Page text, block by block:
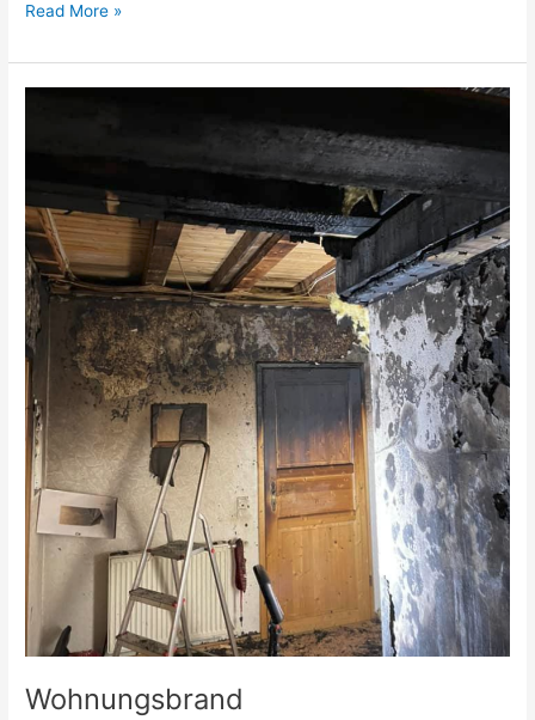
Read More »
Wohnungsbrand